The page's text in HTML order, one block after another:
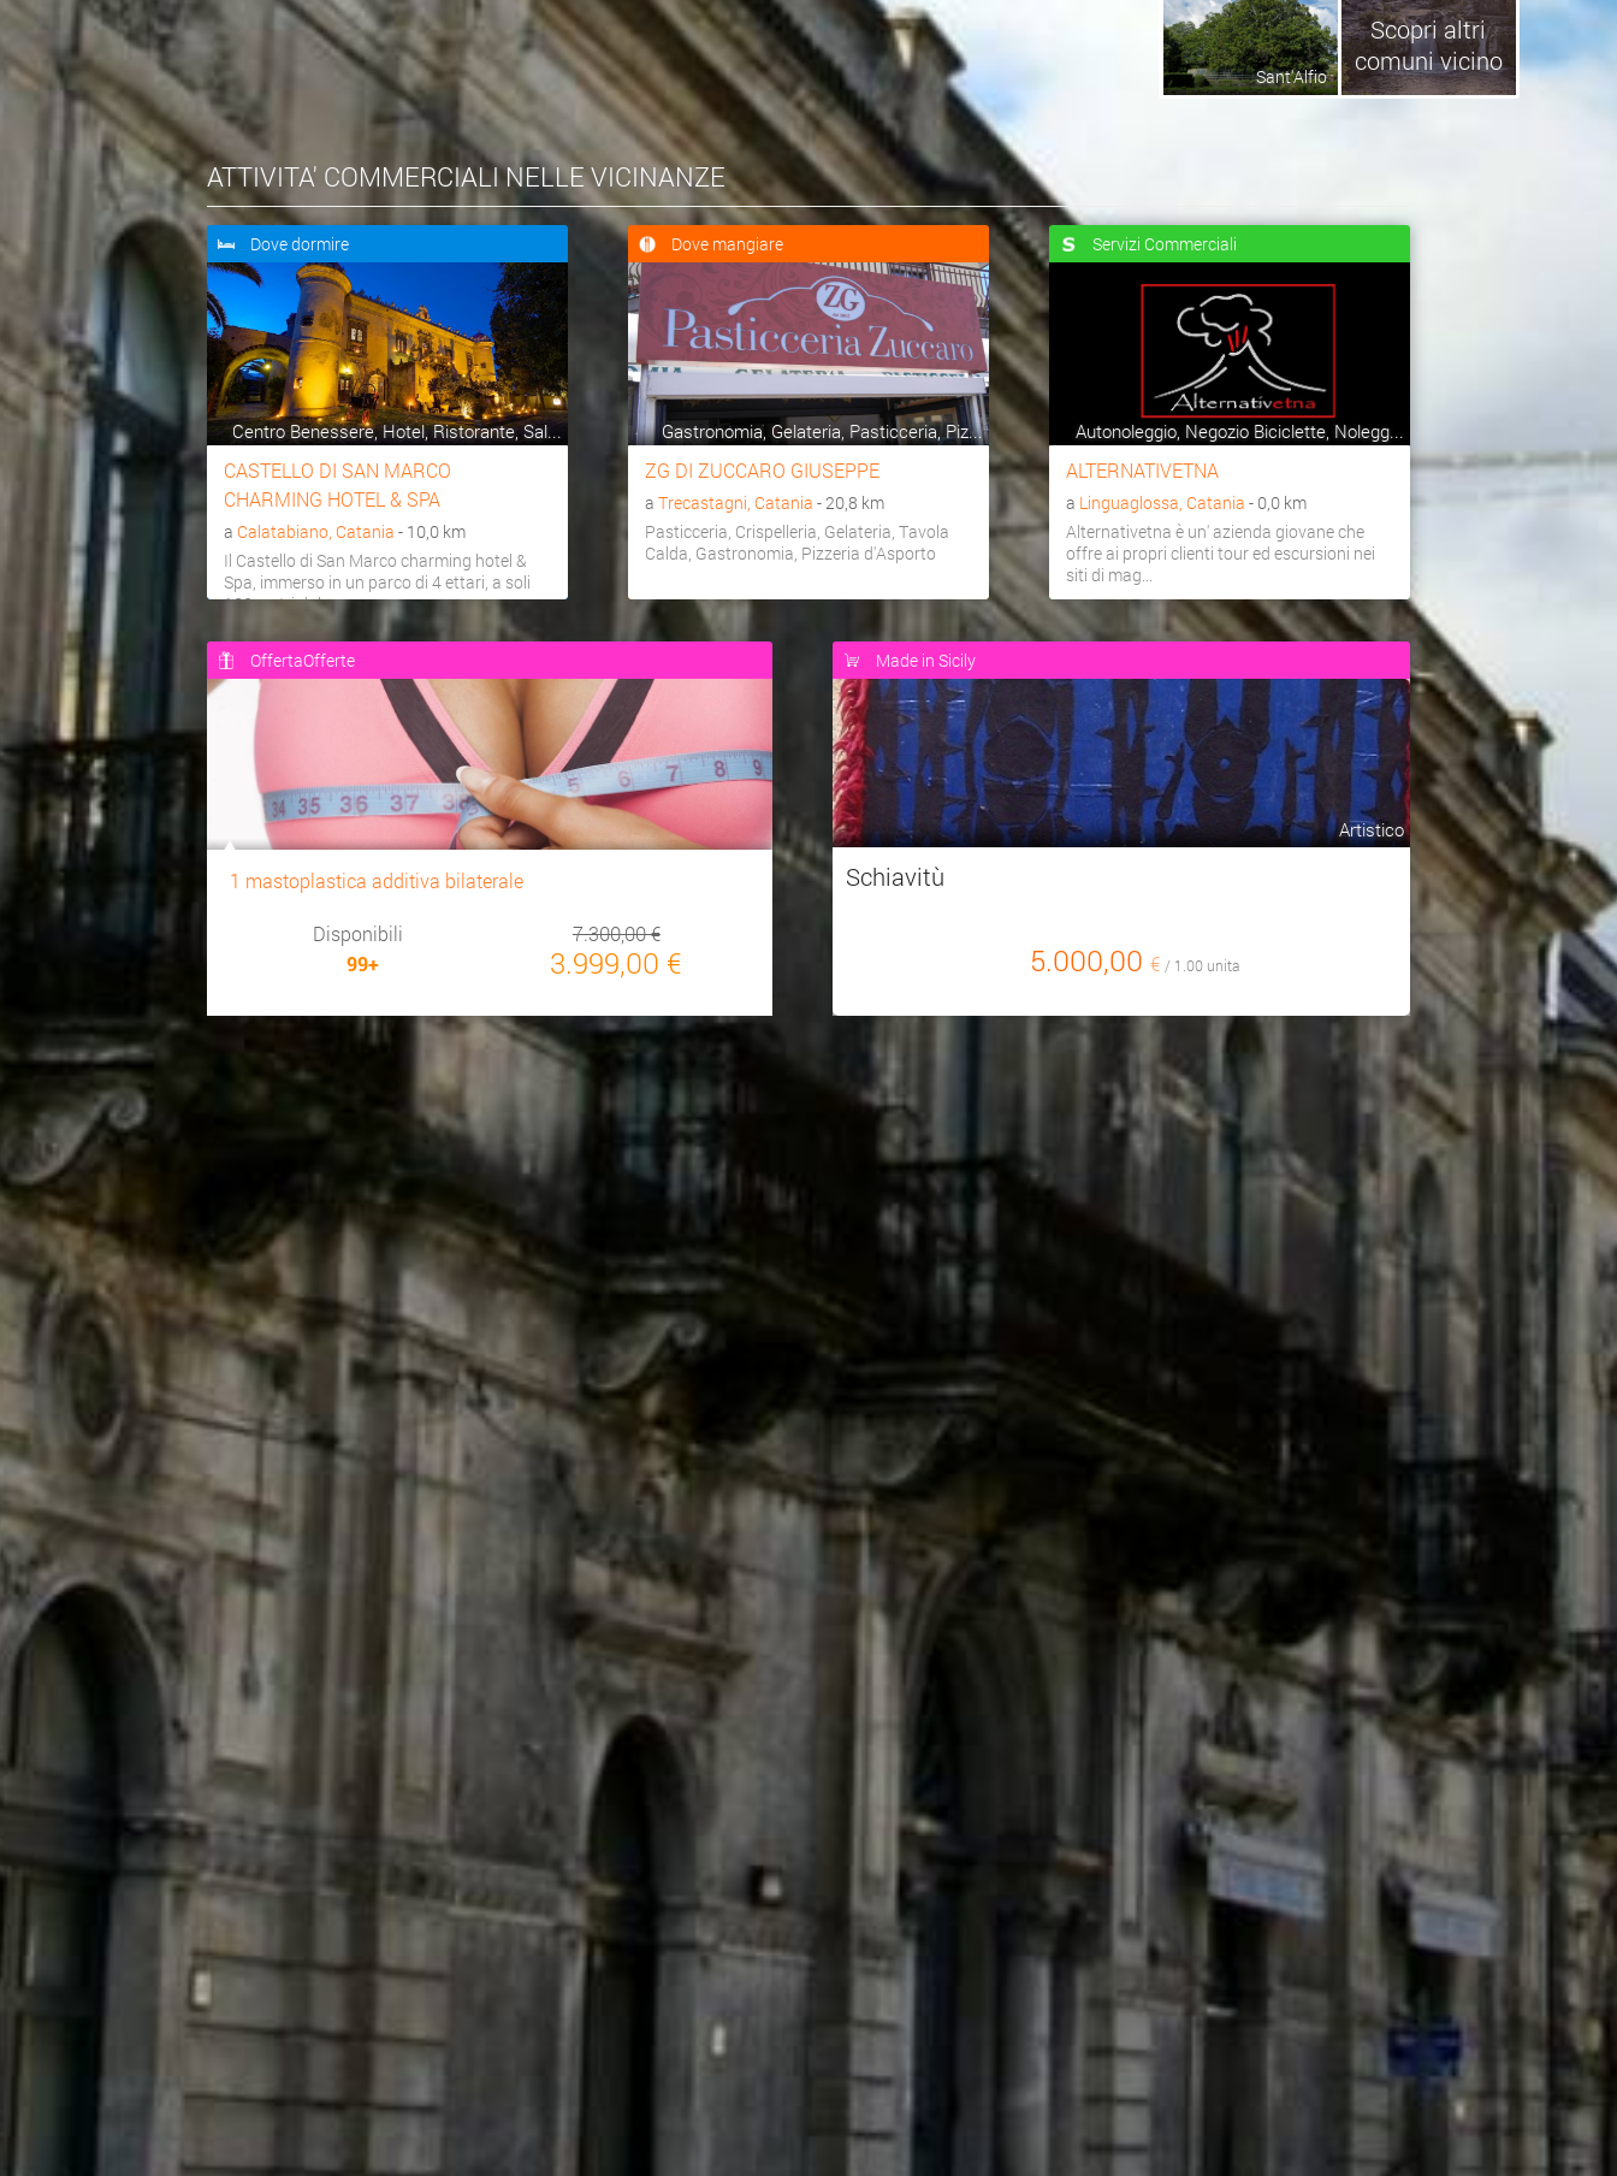
Sant'Alfio
Scopri altri
comuni vicino
ATTIVITA' COMMERCIALI NELLE VICINANZE
Dove dormire
Centro Benessere, Hotel, Ristorante, Sal...
CASTELLO DI SAN MARCO
CHARMING HOTEL & SPA
a Calatabiano, Catania - 10,0 km
Il Castello di San Marco charming hotel &
Spa, immerso in un parco di 4 ettari, a soli
100 metri dal...
Dove mangiare
Gastronomia, Gelateria, Pasticceria, Piz...
ZG DI ZUCCARO GIUSEPPE
a Trecastagni, Catania - 20,8 km
Pasticceria, Crispelleria, Gelateria, Tavola
Calda, Gastronomia, Pizzeria d'Asporto
Servizi Commerciali
Autonoleggio, Negozio Biciclette, Nolegg...
ALTERNATIVETNA
a Linguaglossa, Catania - 0,0 km
Alternativetna è un' azienda giovane che
offre ai propri clienti tour ed escursioni nei
siti di mag...
OffertaOfferte
1 mastoplastica additiva bilaterale
Disponibili
99+
7.300,00 €
3.999,00 €
Made in Sicily
Artistico
Schiavitù
5.000,00 € / 1.00 unita